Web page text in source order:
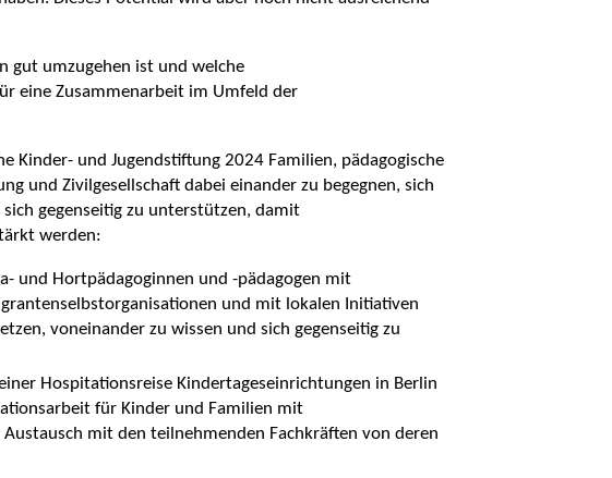
gut umzugehen ist und welche
eine Zusammenarbeit im Umfeld der
Kinder- und Jugendstiftung 2024 Familien, pädagogische
und Zivilgesellschaft dabei einander zu begegnen, sich
gegenseitig zu unterstützen, damit
werden:
und Hortpädagoginnen und -pädagogen mit
und mit lokalen Initiativen
voneinander zu wissen und sich gegenseitig zu
Hospitationsreise Kindertageseinrichtungen in Berlin
für Kinder und Familien mit
mit den teilnehmenden Fachkräften von deren